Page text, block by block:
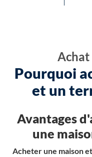
Achat
Pourquoi
et un
Avantages
une
Acheter une maison